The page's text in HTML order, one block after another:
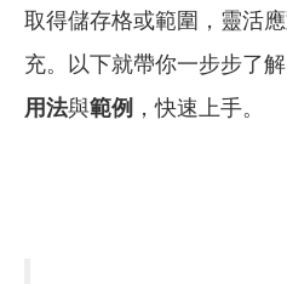
取得儲存格或範圍，靈活
充。以下就帶你一步步了解
用法與範例 ，快速上手。